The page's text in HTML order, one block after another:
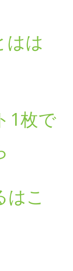
はは
1枚で
はこ